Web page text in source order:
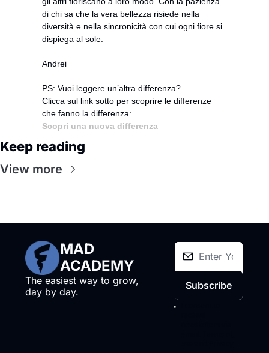
di chi sa che la vera bellezza risiede nella
diversità e nella sincronicità con cui ogni fiore si
dispiega al sole.
Andrei
PS: Vuoi leggere un’altra differenza?
Clicca sul link sotto per scoprire le differenze
che fanno la differenza:
Scopri una nuova differenza
Keep reading
View more
MAD
ACADEMY
The easiest way to grow,
day by day.
Subscribe